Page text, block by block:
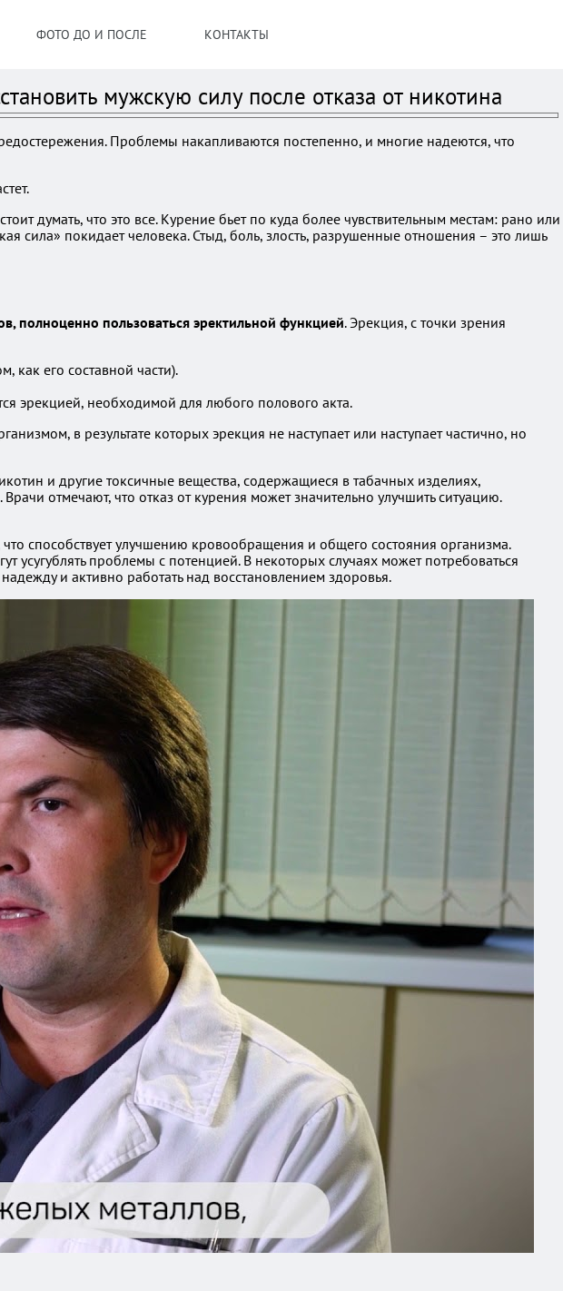
ФОТО ДО И ПОСЛЕ КОНТАКТЫ
мужскую силу после отказа от никотина
Проблемы накапливаются постепенно, и многие надеются, что
думать, что это все. Курение бьет по куда более чувствительным местам: рано или
сила» покидает человека. Стыд, боль, злость, разрушенные отношения – это лишь
полноценно пользоваться эректильной функцией. Эрекция, с точки зрения
как его составной части).
эрекцией, необходимой для любого полового акта.
в результате которых эрекция не наступает или наступает частично, но
и другие токсичные вещества, содержащиеся в табачных изделиях,
отмечают, что отказ от курения может значительно улучшить ситуацию.
способствует улучшению кровообращения и общего состояния организма.
усугублять проблемы с потенцией. В некоторых случаях может потребоваться
и активно работать над восстановлением здоровья.